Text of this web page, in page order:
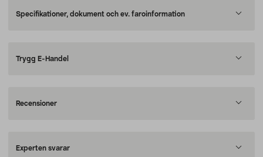
Specifikationer, dokument och ev. faroinformation
Trygg E-Handel
Recensioner
Experten svarar